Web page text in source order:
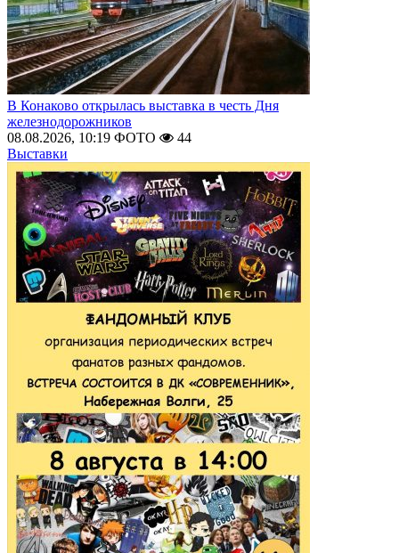
В Конаково открылась выставка в честь Дня
железнодорожников
08.08.2026, 10:19 ФОТО
44
Выставки